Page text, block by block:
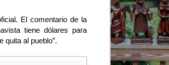
El comentario de la
tiene dólares para
quita al pueblo”.